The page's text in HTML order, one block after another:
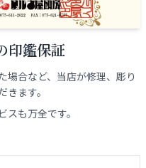
鑑保証
場合など、当店が修理、彫り
きます。
も万全です。